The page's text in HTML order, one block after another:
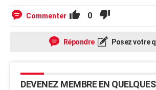
Commenter 0
Répondre Posez votre
DEVENEZ MEMBRE EN